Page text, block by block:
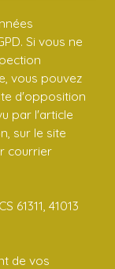
Si vous ne
vous pouvez
d'opposition
par l'article
sur le site
courrier
61311, 41013
de vos